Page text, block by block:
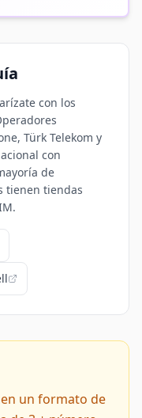
con los
Türk Telekom y
con
de
tienen tiendas
un formato de